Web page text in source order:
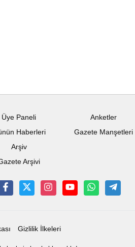
Üye Paneli
Haberleri
Arşiv
Arşivi
Anketler
Gazete Manşetleri
Gizlilik İlkeleri